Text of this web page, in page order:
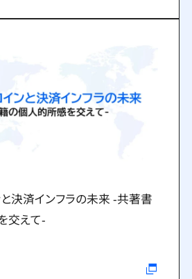
決済インフラの未来 ‐共著書
交えて‐